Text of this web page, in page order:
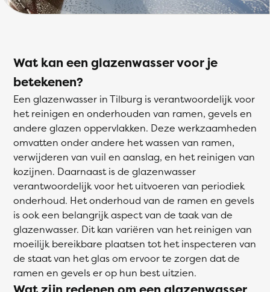
Wat kan een glazenwasser voor je
betekenen?
Een glazenwasser in Tilburg is verantwoordelijk voor
het reinigen en onderhouden van ramen, gevels en
andere glazen oppervlakken. Deze werkzaamheden
omvatten onder andere het wassen van ramen,
verwijderen van vuil en aanslag, en het reinigen van
kozijnen. Daarnaast is de glazenwasser
verantwoordelijk voor het uitvoeren van periodiek
onderhoud. Het onderhoud van de ramen en gevels
is ook een belangrijk aspect van de taak van de
glazenwasser. Dit kan variëren van het reinigen van
moeilijk bereikbare plaatsen tot het inspecteren van
de staat van het glas om ervoor te zorgen dat de
ramen en gevels er op hun best uitzien.